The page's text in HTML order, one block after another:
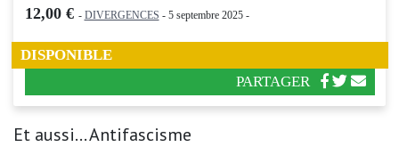
12,00 € - DIVERGENCES - 5 septembre 2025 -
DISPONIBLE
PARTAGER
Et aussi... Antifascisme